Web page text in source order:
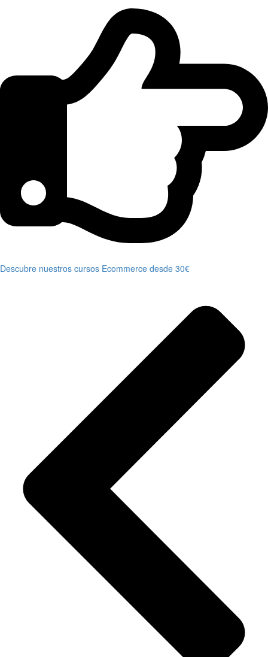
Descubre nuestros cursos Ecommerce desde 30€